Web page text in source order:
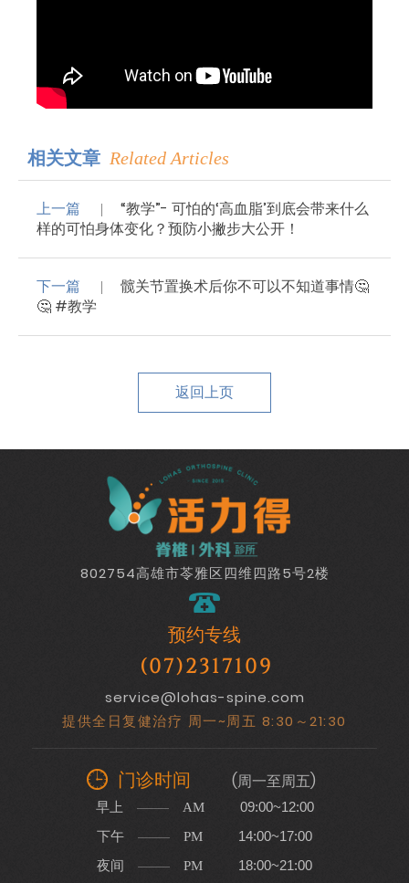
相关文章 Related Articles
上一篇
“教学”- 可怕的‘高血脂’到底会带来什么
样的可怕身体变化？预防小撇步大公开！
下一篇
髋关节置换术后你不可以不知道事情🤔
🤔 #教学
返回上页
802754高雄市苓雅区四维四路5号2楼
预约专线
(07)2317109
service@lohas-spine.com
提供全日复健治疗 周一~周五 8:30～21:30
门诊时间 (周一至周五)
早上 AM 09:00~12:00
下午 PM 14:00~17:00
夜间 PM 18:00~21:00